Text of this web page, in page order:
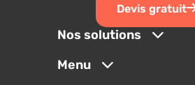
Devis gratuit
Nos solutions
Menu